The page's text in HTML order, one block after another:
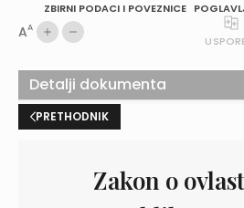
ZBIRNI PODACI I POVEZNICE
AA
PRETHODNIK
Zakon o
Detalji dokumenta